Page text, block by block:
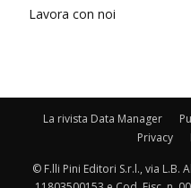
Lavora con noi
La rivista Data Manager
Privacy
© F.lli Pini Editori S.r.l., via L.B.